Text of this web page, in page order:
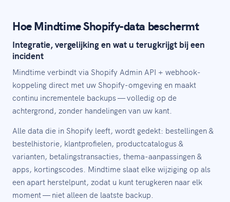
Hoe Mindtime Shopify-data beschermt
Integratie, vergelijking en wat u terugkrijgt bij een
incident
Mindtime verbindt via Shopify Admin API + webhook-
koppeling direct met uw Shopify-omgeving en maakt
continu incrementele backups — volledig op de
achtergrond, zonder handelingen van uw kant.
Alle data die in Shopify leeft, wordt gedekt: bestellingen &
bestelhistorie, klantprofielen, productcatalogus &
varianten, betalingstransacties, thema-aanpassingen &
apps, kortingscodes. Mindtime slaat elke wijziging op als
een apart herstelpunt, zodat u kunt terugkeren naar elk
moment — niet alleen de laatste backup.